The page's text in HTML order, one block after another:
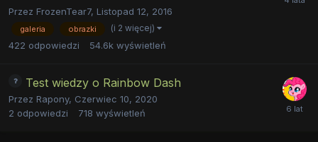
Przez FrozenTear7, Listopad 12, 2016
galeria obrazki (i 2 więcej)
422 odpowiedzi 54.6k wyświetleń
Test wiedzy o Rainbow Dash
Przez Rapony, Czerwiec 10, 2020
2 odpowiedzi 718 wyświetleń